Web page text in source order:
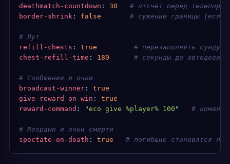
deathmatch-countdown : 30
# отсчёт перед
border-shrink : false
# сужение границы (если
# Лут
refill-chests : true
# перезаполнять
chest-refill-time : 180
# секунды до
# Сообщения и очки
broadcast-winner :
true
give-reward-on-win :
true
reward-command : "eco give %player% 100 "
#
# Respawn и очки смерти
spectate-on-death : true
# погибшие становятся